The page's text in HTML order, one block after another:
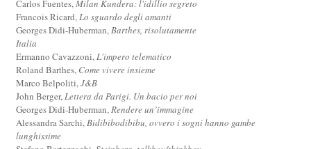
Carlos Fuentes,Milan Kundera: l'idillio segreto
Francois Ricard,Lo sguardo degli amanti
Georges Didi-Huberman,Barthes, risolutamente
Italia
Ermanno Cavazzoni,L'impero telematico
Roland Barthes, Come vivere insieme
Marco Belpoliti,J&B
John Berger,Lettera da Parigi. Un bacio per noi
Georges Didi-Huberman,Rendere un’immagine
Alessandra Sarchi,Bidibibodibibu, ovvero i sogni hanno gambe
lunghissime